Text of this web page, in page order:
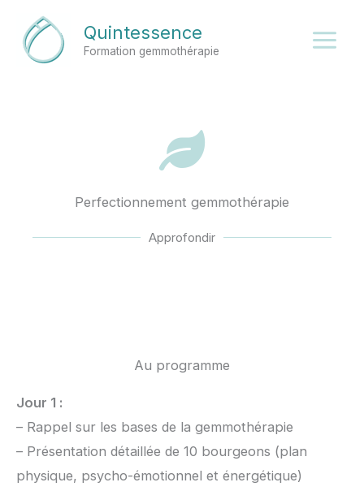
contenu
Quintessence
Formation gemmothérapie
Perfectionnement gemmothérapie
Approfondir
Au programme
Jour 1 :
– Rappel sur les bases de la gemmothérapie
– Présentation détaillée de 10 bourgeons (plan
physique, psycho-émotionnel et énergétique)